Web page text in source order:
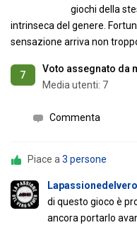
giochi della
intrinseca del genere.
sensazione arriva non
7
Voto assegnato da
Media utenti: 7
Commenta
Piace a3 persone
di questo gioco è
ancora portarlo